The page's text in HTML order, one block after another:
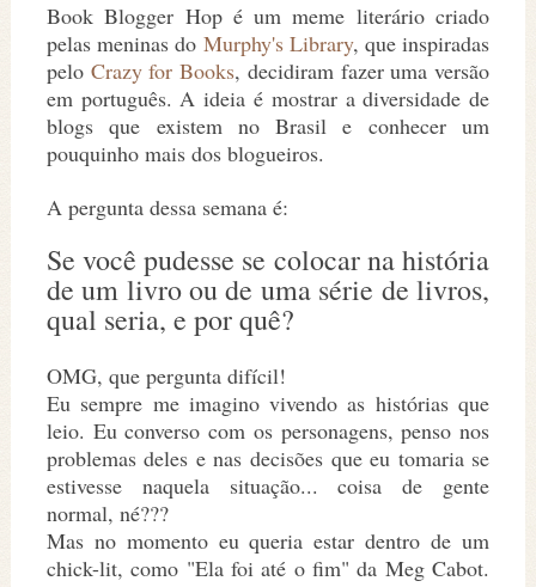
Book Blogger Hop é um meme literário criado
pelas meninas do Murphy's Library, que inspiradas
pelo Crazy for Books, decidiram fazer uma versão
em português. A ideia é mostrar a diversidade de
blogs que existem no Brasil e conhecer um
pouquinho mais dos blogueiros.
A pergunta dessa semana é:
Se você pudesse se colocar na história
de um livro ou de uma série de livros,
qual seria, e por quê?
OMG, que pergunta difícil!
Eu sempre me imagino vivendo as histórias que
leio. Eu converso com os personagens, penso nos
problemas deles e nas decisões que eu tomaria se
estivesse naquela situação... coisa de gente
normal, né???
Mas no momento eu queria estar dentro de um
chick-lit, como "Ela foi até o fim" da Meg Cabot.